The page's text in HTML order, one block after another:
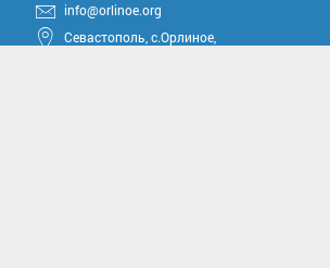
info@orlinoe.org
Севастополь, с.Орлиное,